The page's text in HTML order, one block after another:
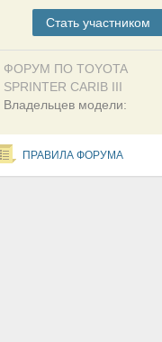
Cтать участником
ФОРУМ ПО TOYOTA
SPRINTER CARIB III
Владельцев модели:
ПРАВИЛА ФОРУМА